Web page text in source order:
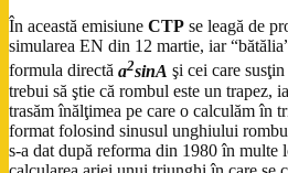
În această emisiune CTP se leagă de
simularea EN din 12 martie, iar
formula directă a2sinA şi cei care
trebui să ştie că rombul este un trapez,
trasăm înălţimea pe care o calculăm în
format folosind sinusul unghiului
s-a dat după reforma din 1980 în multe